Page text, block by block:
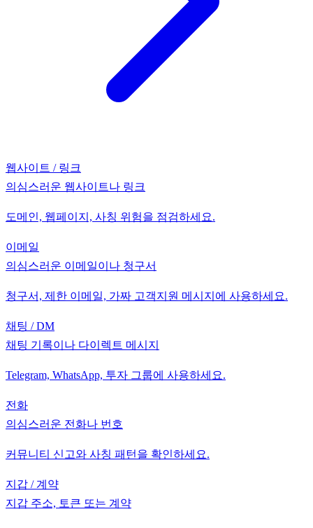
웹사이트 / 링크
의심스러운 웹사이트나 링크
도메인, 웹페이지, 사칭 위험을 점검하세요.
이메일
의심스러운 이메일이나 청구서
청구서, 제한 이메일, 가짜 고객지원 메시지에 사용하세요.
채팅 / DM
채팅 기록이나 다이렉트 메시지
Telegram, WhatsApp, 투자 그룹에 사용하세요.
전화
의심스러운 전화나 번호
커뮤니티 신고와 사칭 패턴을 확인하세요.
지갑 / 계약
지갑 주소, 토큰 또는 계약